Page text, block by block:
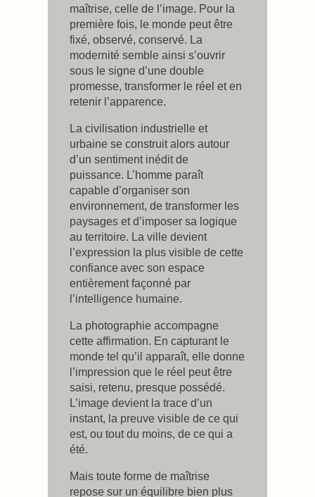
maîtrise, celle de l’image. Pour la
première fois, le monde peut être
fixé, observé, conservé. La
modernité semble ainsi s’ouvrir
sous le signe d’une double
promesse, transformer le réel et en
retenir l’apparence.
La civilisation industrielle et
urbaine se construit alors autour
d’un sentiment inédit de
puissance. L’homme paraît
capable d’organiser son
environnement, de transformer les
paysages et d’imposer sa logique
au territoire. La ville devient
l’expression la plus visible de cette
confiance avec son espace
entièrement façonné par
l’intelligence humaine.
La photographie accompagne
cette affirmation. En capturant le
monde tel qu’il apparaît, elle donne
l’impression que le réel peut être
saisi, retenu, presque possédé.
L’image devient la trace d’un
instant, la preuve visible de ce qui
est, ou tout du moins, de ce qui a
été.
Mais toute forme de maîtrise
repose sur un équilibre bien plus